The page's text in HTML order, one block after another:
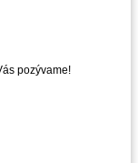
pozývame!